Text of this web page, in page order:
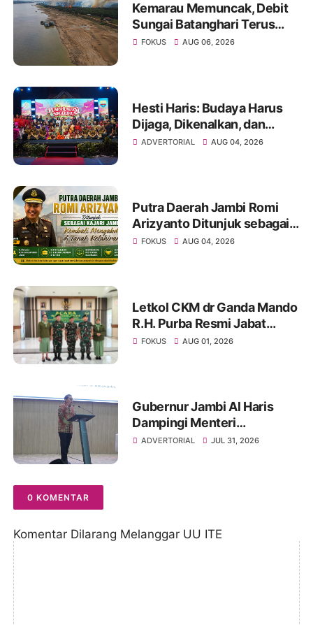
Kemarau Memuncak, Debit
Sungai Batanghari Terus
Menyusut, Jambi Hadapi
FOKUS AUG 06, 2026
Hesti Haris: Budaya Harus
Dijaga, Dikenalkan, dan
Diwariskan
ADVERTORIAL AUG 04, 2026
Putra Daerah Jambi Romi
Arizyanto Ditunjuk sebagai
Kajari Jambi, Kembali
FOKUS AUG 04, 2026
Letkol CKM dr Ganda Mando
R.H. Purba Resmi Jabat
Dandenkesyah 02.04.02
FOKUS AUG 01, 2026
Gubernur Jambi Al Haris
Dampingi Menteri
Kebudayaan RI Beri Kuliah
ADVERTORIAL JUL 31, 2026
0 KOMENTAR
Komentar Dilarang Melanggar UU ITE